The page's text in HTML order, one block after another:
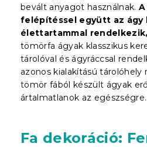
bevált anyagot használnak.
felépítéssel együtt az ágy
élettartammal
tömörfa ágyak klasszikus
tárolóval és ágyráccsal
azonos kialakítású tárolóhely
tömör fából készült ágyak
ártalmatlanok az egészségre.
Fa dekoráció: